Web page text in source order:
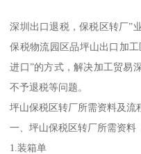
深圳出口退税，保税区转厂”
保税物流园区品坪山出口加
进口”的方式，解决加工贸易
不予退税等问题。
坪山保税区转厂所需资料及流
一、坪山保税区转厂所需资料
1.装箱单